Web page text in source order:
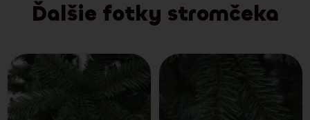
Ďalšie fotky stromčeka